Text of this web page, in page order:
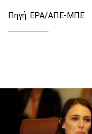
Πηγή: EPA/ΑΠΕ-ΜΠΕ